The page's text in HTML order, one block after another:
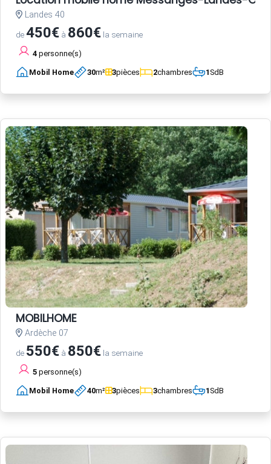
Landes 40
de450€ à 860€ la semaine
4 personne(s)
Mobil Home 30m² 3pièces 2chambres 1SdB
MOBILHOME
Ardèche 07
de 550€ à 850€ la semaine
5 personne(s)
Mobil Home 40m² 3pièces 3chambres 1SdB